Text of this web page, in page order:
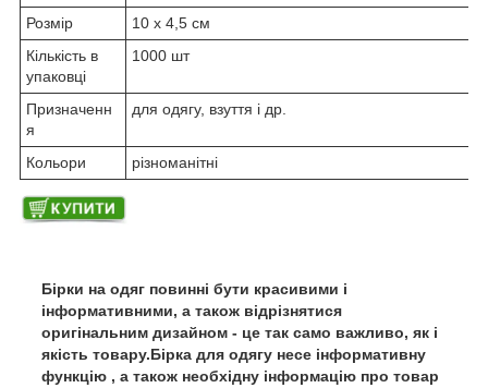
Розмір
10 х 4,5 см
Кількість в
упаковці
1000 шт
Призначенн
я
для одягу, взуття і др.
Кольори різноманітні
Бірки на одяг повинні бути красивими і
інформативними, а також відрізнятися
оригінальним дизайном - це так само важливо, як і
якість товару.Бірка для одягу несе інформативну
функцію , а також необхідну інформацію про товар